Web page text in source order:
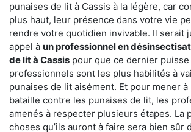
punaises de lit à Cassis à la légère, car
plus haut, leur présence dans votre vie
rendre votre quotidien invivable. Il serait
appel à un professionnel en
de lit à Cassis pour que ce dernier
professionnels sont les plus habilités à
punaises de lit aisément. Et pour mener
bataille contre les punaises de lit, les
amenés à respecter plusieurs étapes. La
choses qu’ils auront à faire sera bien sûr